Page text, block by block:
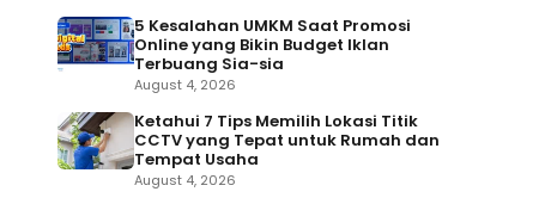
5 Kesalahan UMKM Saat Promosi
Online yang Bikin Budget Iklan
Terbuang Sia-sia
August 4, 2026
Ketahui 7 Tips Memilih Lokasi Titik
CCTV yang Tepat untuk Rumah dan
Tempat Usaha
August 4, 2026